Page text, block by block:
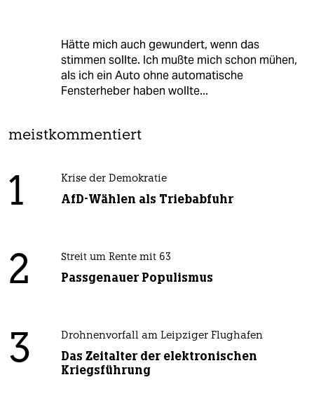
Hätte mich auch gewundert, wenn das
stimmen sollte. Ich mußte mich schon mühen,
als ich ein Auto ohne automatische
Fensterheber haben wollte...
meistkommentiert
1 Krise der Demokratie
AfD-Wählen als Triebabfuhr
2 Streit um Rente mit 63
Passgenauer Populismus
3 Drohnenvorfall am Leipziger Flughafen
Das Zeitalter der elektronischen
Kriegsführung